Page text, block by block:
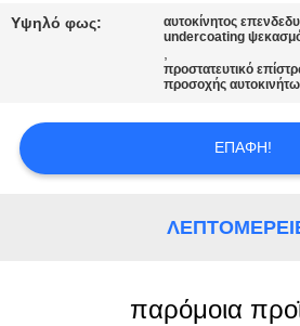
ΖΗΤΉΣΤΕ
ΑΠΌΣΠΑΣΜΑ
SITEMAP
Υψηλό φως:
αυτοκίνητος
undercoating
,
προστατευτικό
προσοχής
ΕΠΑΦΉ!
παρόμοια